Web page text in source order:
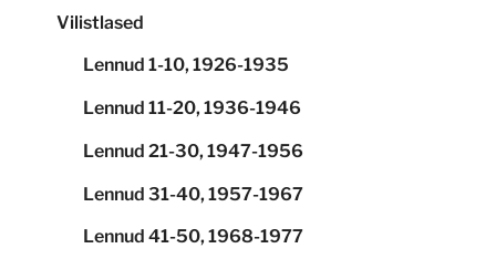
Vilistlased
Lennud 1-10, 1926-1935
Lennud 11-20, 1936-1946
Lennud 21-30, 1947-1956
Lennud 31-40, 1957-1967
Lennud 41-50, 1968-1977